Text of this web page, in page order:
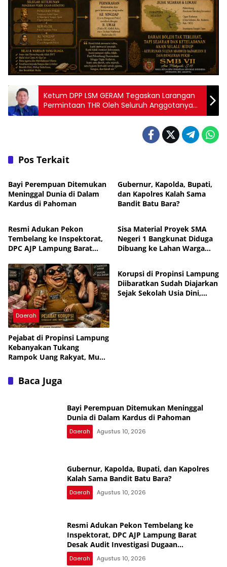
Ketum DPP LSM GERAM Tegaskan Larangan
Permintaan THR Oleh Seluruh Anggotanya
Baik Kepada Instansi Maupun ke Pihak
Pos Terkait
Daerah
Bayi Perempuan Ditemukan
Meninggal Dunia di Dalam
Kardus di Pahoman
Gubernur, Kapolda, Bupati,
dan Kapolres Kalah Sama
Bandit Batu Bara?
Daerah
Resmi Adukan Pekon
Tembelang ke Inspektorat,
DPC AJP Lampung Barat
Dugaan Penyimpangan Dana
Desa
Daerah
Sisa Material Proyek SMA
Negeri 1 Bangkunat Diduga
Dibuang ke Lahan Warga
Daerah
Pejabat di Propinsi Lampung
Kebanyakan Tukang
Rampok Uang Rakyat, Muka
Pemakai Narkoba dan
Tukang Bekacuk
Daerah
Korupsi di Propinsi Lampung
Diibaratkan Sudah Diajarkan
Sejak Sekolah Usia Dini,
Baca Juga
Bayi Perempuan Ditemukan Meninggal
Dunia di Dalam Kardus di Pahoman
Daerah Agustus 10, 2026
Gubernur, Kapolda, Bupati, dan Kapolres
Kalah Sama Bandit Batu Bara?
Daerah Agustus 10, 2026
Resmi Adukan Pekon Tembelang ke
Inspektorat, DPC AJP Lampung Barat
Desak Audit Investigasi Dugaan
Penyimpangan Dana Desa
Daerah Agustus 10, 2026